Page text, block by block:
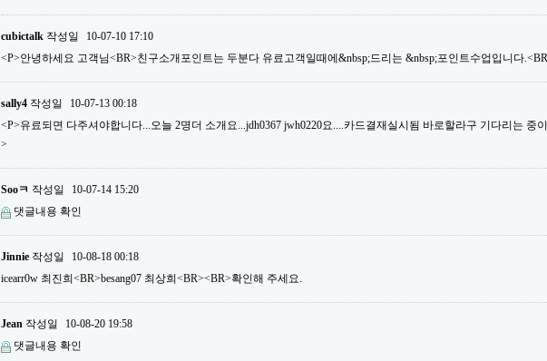
cubictalk 작성일
10-07-10 17:10
<P>안녕하세요 고객님<BR>친구소개포인트는 두분다 유료고객일때에&nbsp;드리는 &nbsp;포인트수업입니다
sally4 작성일
10-07-13 00:18
<P>유료되면 다주셔야합니다...오늘 2명더 소개요...jdh0367 jwh0220요....카드결재실시됨 바로할라구 기다리는 중
>
Sooㅋ 작성일
10-07-14 15:20
댓글내용 확인
Jinnie 작성일
10-08-18 00:18
icearr0w 최진희<BR>besang07 최상희<BR><BR>확인해 주세요.
Jean 작성일
10-08-20 19:58
댓글내용 확인